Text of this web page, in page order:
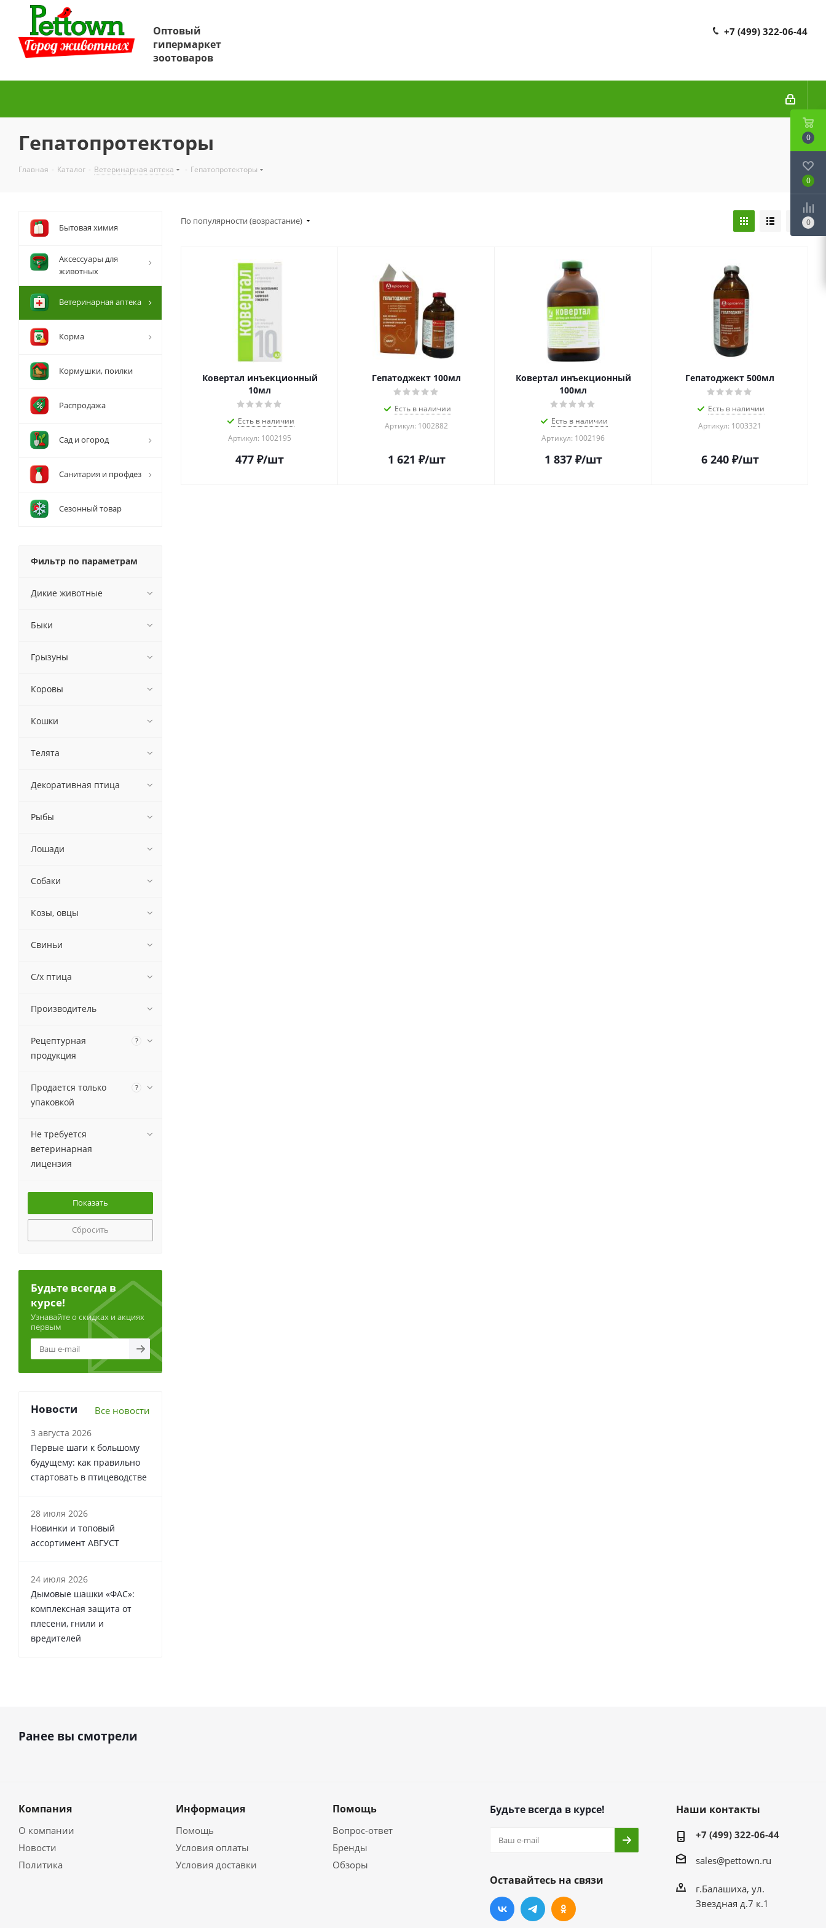
Оптовый
гипермаркет
зоотоваров
+7 (499) 322-06-44
Гепатопротекторы
Главная - Каталог - Ветеринарная аптека - Гепатопротекторы
По популярности (возрастание)
Ковертал инъекционный
10мл
Есть в наличии
Артикул: 1002195
477 ₽/шт
Гепатоджект 100мл
Есть в наличии
Артикул: 1002882
1 621 ₽/шт
Ковертал инъекционный
100мл
Есть в наличии
Артикул: 1002196
1 837₽/шт
Гепатоджект 500мл
Есть в наличии
Артикул: 1003321
6 240₽/шт
Бытовая химия
Аксессуары для
животных
Ветеринарная аптека
Корма
Кормушки, поилки
Распродажа
Сад и огород
Санитария и профдез
Сезонный товар
Фильтр по параметрам
Дикие животные
Быки
Грызуны
Коровы
Кошки
Телята
Декоративная птица
Рыбы
Лошади
Собаки
Козы, овцы
Свиньи
С/х птица
Производитель
Рецептурная
продукция
?
Продается только
упаковкой
?
Не требуется
ветеринарная
лицензия
Сбросить
Будьте всегда в
курсе!
Узнавайте о скидках и акциях
первым
Новости Все новости
3 августа 2026
Первые шаги к большому
будущему: как правильно
стартовать в птицеводстве
28 июля 2026
Новинки и топовый
ассортимент АВГУСТ
24 июля 2026
Дымовые шашки «ФАС»:
комплексная защита от
плесени, гнили и
вредителей
Ранее вы смотрели
Компания
О компании
Новости
Политика
Информация
Помощь
Условия оплаты
Условия доставки
Помощь
Вопрос-ответ
Бренды
Обзоры
Будьте всегда в курсе!
Оставайтесь на связи
Наши контакты
+7 (499) 322-06-44
sales@pettown.ru
г.Балашиха, ул.
Звездная д.7 к.1
0
0
0